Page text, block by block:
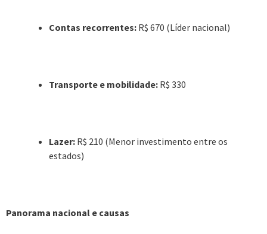
Contas recorrentes: R$ 670 (Líder nacional)
Transporte e mobilidade: R$ 330
Lazer: R$ 210 (Menor investimento entre os
estados)
Panorama nacional e causas